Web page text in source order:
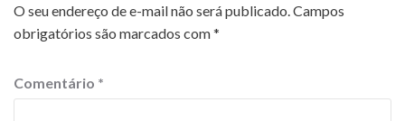
O seu endereço de e-mail não será publicado. Campos
obrigatórios são marcados com*
Comentário *